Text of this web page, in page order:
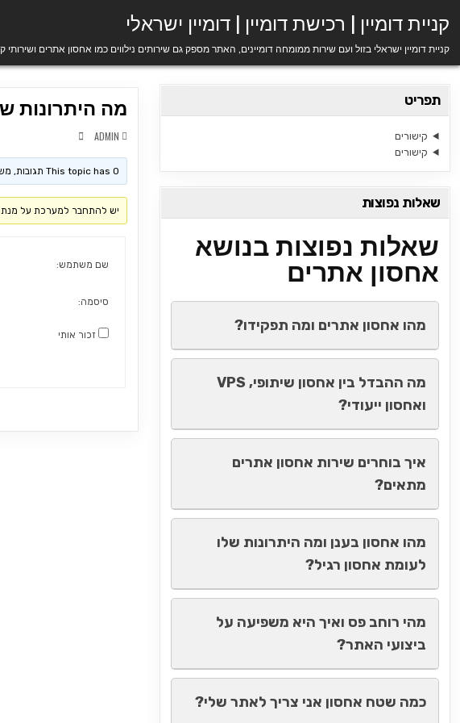
קניית דומיין | רכישת דומיין | דומיין ישראלי
קניית דומיין ישראלי בזול ועם שירות ממומחה דומיינים, האתר מספק גם שירותים נילווים כמו אחסון אתרים ושירותי
מה היתרונות
ADMIN
This topic has 0 תגובות, משתתף 1, and was last updated
יש להתחבר למערכת על מנת
שם משתמש:
סיסמה:
זכור אותי
תפריט
קישורים
קישורים
שאלות נפוצות
שאלות נפוצות בנושא
אחסון אתרים
מהו אחסון אתרים ומה תפקידו?
מה ההבדל בין אחסון שיתופי, VPS
ואחסון ייעודי?
איך בוחרים שירות אחסון אתרים
מתאים?
מהו אחסון בענן ומה היתרונות שלו
לעומת אחסון רגיל?
מהי רוחב פס ואיך היא משפיעה על
ביצועי האתר?
כמה שטח אחסון אני צריך לאתר שלי?